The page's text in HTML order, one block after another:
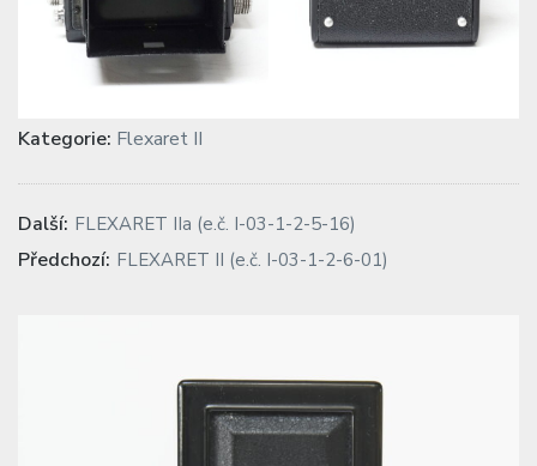
Kategorie: Flexaret II
Navigace
pro
Další: Previous
post:
FLEXARET IIa (e.č. I-03-1-2-5-16)
Předchozí: Next
FLEXARET II (e.č. I-03-1-2-6-01)